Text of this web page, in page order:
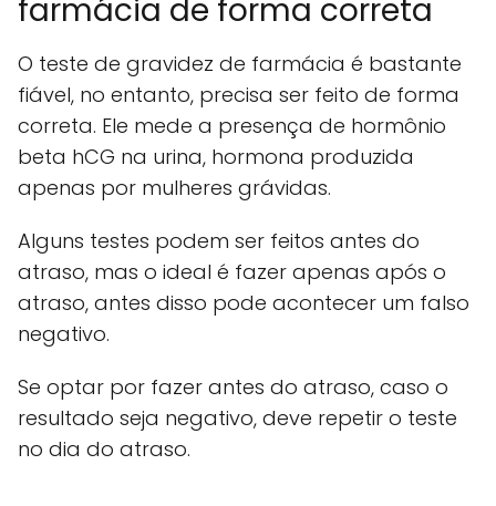
farmácia de forma correta
O teste de gravidez de farmácia é bastante
fiável, no entanto, precisa ser feito de forma
correta. Ele mede a presença de hormônio
beta hCG na urina, hormona produzida
apenas por mulheres grávidas.
Alguns testes podem ser feitos antes do
atraso, mas o ideal é fazer apenas após o
atraso, antes disso pode acontecer um falso
negativo.
Se optar por fazer antes do atraso, caso o
resultado seja negativo, deve repetir o teste
no dia do atraso.